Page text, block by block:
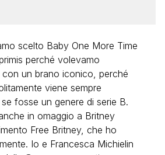
scelto Baby One More Time
perché volevamo
un brano iconico, perché
viene sempre
fosse un genere di serie B.
in omaggio a Britney
Free Britney, che ho
Io e Francesca Michielin